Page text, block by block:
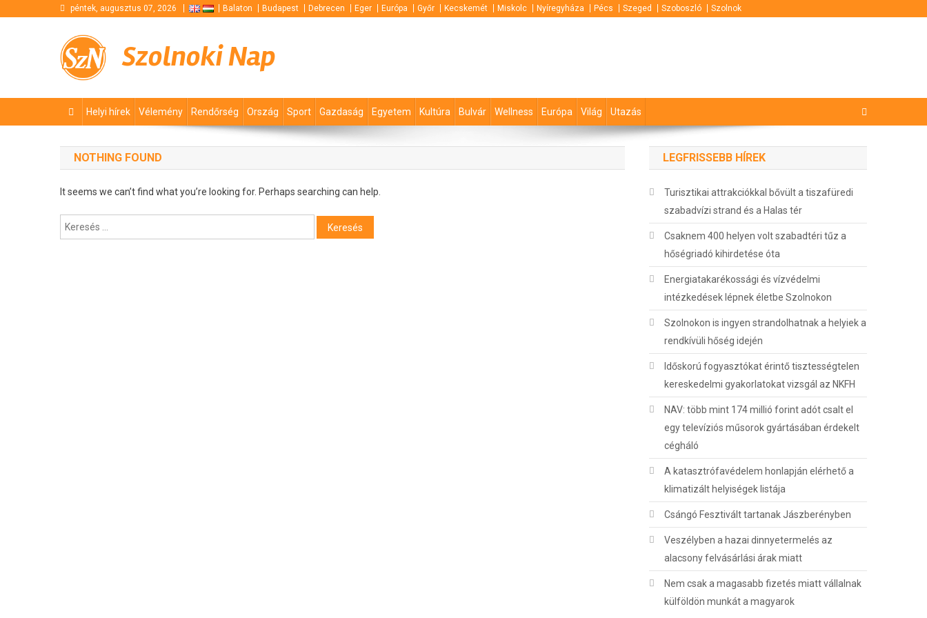
péntek, augusztus 07, 2026 Balaton Budapest Debrecen Eger Európa Győr Kecskemét Miskolc Nyíregyháza Pécs Szeged Szoboszló Szolnok
Szolnoki Nap
Helyi hírek Vélemény Rendőrség Ország Sport Gazdaság Egyetem Kultúra Bulvár Wellness Európa Világ Utazás
NOTHING FOUND
It seems we can’t find what you’re looking for. Perhaps searching can help.
Keresés:
LEGFRISSEBB HÍREK
Turisztikai attrakciókkal bővült a tiszafüredi
szabadvízi strand és a Halas tér
Csaknem 400 helyen volt szabadtéri tűz a
hőségriadó kihirdetése óta
Energiatakarékossági és vízvédelmi
intézkedések lépnek életbe Szolnokon
Szolnokon is ingyen strandolhatnak a helyiek a
rendkívüli hőség idején
Időskorú fogyasztókat érintő tisztességtelen
kereskedelmi gyakorlatokat vizsgál az NKFH
NAV: több mint 174 millió forint adót csalt el
egy televíziós műsorok gyártásában érdekelt
cégháló
A katasztrófavédelem honlapján elérhető a
klimatizált helyiségek listája
Csángó Fesztivált tartanak Jászberényben
Veszélyben a hazai dinnyetermelés az
alacsony felvásárlási árak miatt
Nem csak a magasabb fizetés miatt vállalnak
külföldön munkát a magyarok